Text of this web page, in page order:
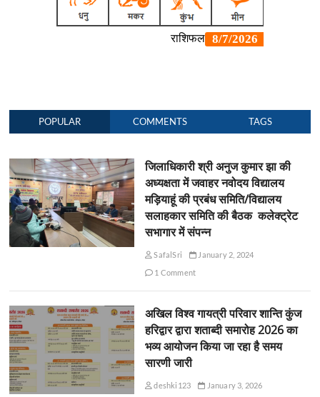
POPULAR COMMENTS TAGS
जिलाधिकारी श्री अनुज कुमार झा की
अध्यक्षता में जवाहर नवोदय विद्यालय
मड़ियाहूं की प्रबंध समिति/विद्यालय
सलाहकार समिति की बैठक कलेक्ट्रेट
सभागार में संपन्न
SafalSri
January 2, 2024
1 Comment
अखिल विश्व गायत्री परिवार शान्ति कुंज
हरिद्वार द्वारा शताब्दी समारोह 2026 का
भव्य आयोजन किया जा रहा है समय
सारणी जारी
deshki123
January 3, 2026